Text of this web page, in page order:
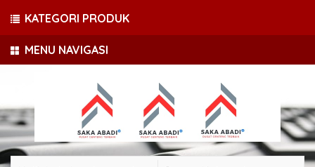
MENU NAVIGASI
KATEGORI PRODUK